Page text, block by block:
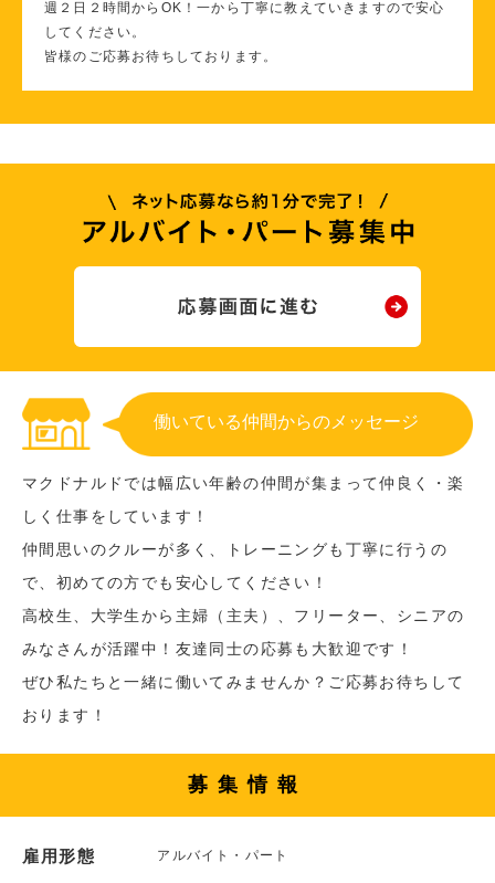
週２日２時間からOK！一から丁寧に教えていきますので安心
してください。
皆様のご応募お待ちしております。
働いている仲間からのメッセージ
マクドナルドでは幅広い年齢の仲間が集まって仲良く・楽
しく仕事をしています！
仲間思いのクルーが多く、トレーニングも丁寧に行うの
で、初めての方でも安心してください！
高校生、大学生から主婦（主夫）、フリーター、シニアの
みなさんが活躍中！友達同士の応募も大歓迎です！
ぜひ私たちと一緒に働いてみませんか？ご応募お待ちして
おります！
募集情報
雇用形態 アルバイト・パート